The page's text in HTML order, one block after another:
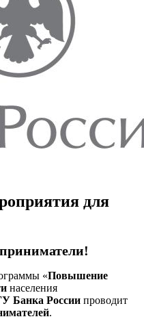
для
«Повышение
населения
Банка России проводит
.